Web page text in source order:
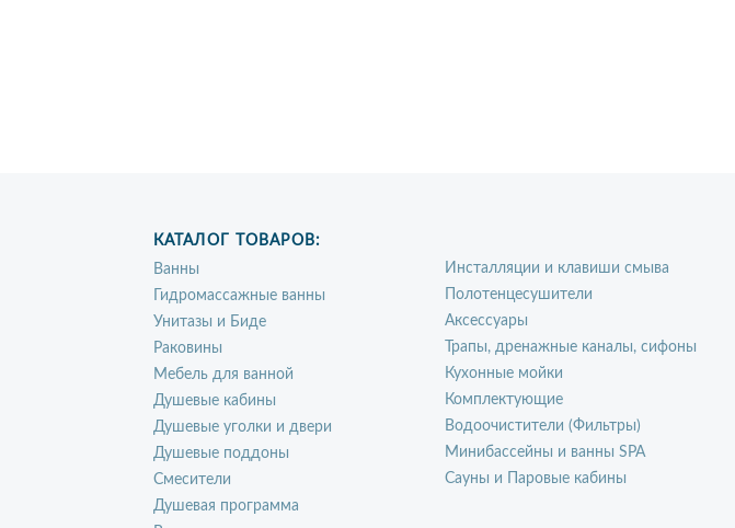
КАТАЛОГ ТОВАРОВ:
Ванны
Гидромассажные ванны
Унитазы и Биде
Раковины
Мебель для ванной
Душевые кабины
Душевые уголки и двери
Душевые поддоны
Смесители
Душевая программа
Инсталляции и клавиши смыва
Полотенцесушители
Аксессуары
Трапы, дренажные каналы, сифоны
Кухонные мойки
Комплектующие
Водоочистители (Фильтры)
Минибассейны и ванны SPA
Сауны и Паровые кабины